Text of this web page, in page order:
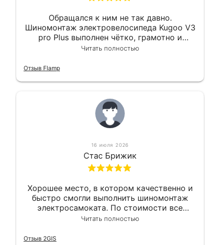
Обращался к ним не так давно.
Шиномонтаж электровелосипеда Kugoo V3
pro Plus выполнен чётко, грамотно и
квалифицированно. Всё сделано
Читать полностью
Отзыв Flamp
16 июля 2026
Стас Брижик
Хорошее место, в котором качественно и
быстро смогли выполнить шиномонтаж
электросамоката. По стоимости все
вышло вообще приемлемо хочу сказать.
Читать полностью
Отзыв 2GIS